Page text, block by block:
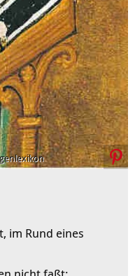
im Rund eines